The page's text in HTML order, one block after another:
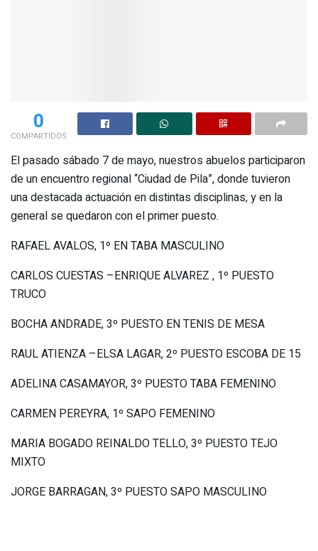
0
COMPARTIDOS
El pasado sábado 7 de mayo, nuestros abuelos participaron
de un encuentro regional “Ciudad de Pila”, donde tuvieron
una destacada actuación en distintas disciplinas, y en la
general se quedaron con el primer puesto.
RAFAEL AVALOS, 1º EN TABA MASCULINO
CARLOS CUESTAS –ENRIQUE ALVAREZ , 1º PUESTO
TRUCO
BOCHA ANDRADE, 3º PUESTO EN TENIS DE MESA
RAUL ATIENZA –ELSA LAGAR, 2º PUESTO ESCOBA DE 15
ADELINA CASAMAYOR, 3º PUESTO TABA FEMENINO
CARMEN PEREYRA, 1º SAPO FEMENINO
MARIA BOGADO REINALDO TELLO, 3º PUESTO TEJO
MIXTO
JORGE BARRAGAN, 3º PUESTO SAPO MASCULINO